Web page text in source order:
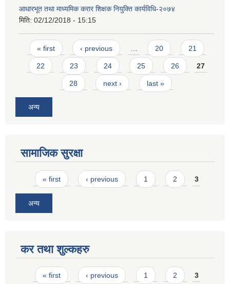
आधारभूत तथा माध्यमिक करार शिक्षक नियुक्ति कार्यविधि-२०७४
मिति: 02/12/2018 - 15:15
Pages
« first ‹ previous 20 21
22 23 24 25 26 27
28 next › last »
अन्य
सामाजिक सुरक्षा
Pages
« first ‹ previous 1 2 3
अन्य
कर तथा शुल्कहरु
Pages
« first ‹ previous 1 2 3